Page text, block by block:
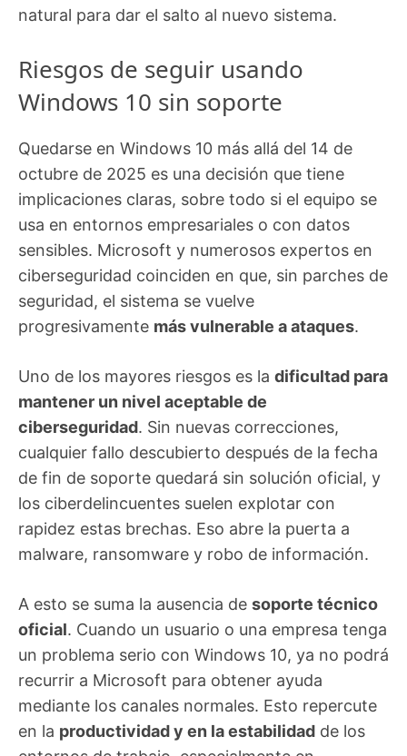
natural para dar el salto al nuevo sistema.
Riesgos de seguir usando
Windows 10 sin soporte
Quedarse en Windows 10 más allá del 14 de
octubre de 2025 es una decisión que tiene
implicaciones claras, sobre todo si el equipo se
usa en entornos empresariales o con datos
sensibles. Microsoft y numerosos expertos en
ciberseguridad coinciden en que, sin parches de
seguridad, el sistema se vuelve
progresivamente más vulnerable a ataques.
Uno de los mayores riesgos es la dificultad para
mantener un nivel aceptable de
ciberseguridad. Sin nuevas correcciones,
cualquier fallo descubierto después de la fecha
de fin de soporte quedará sin solución oficial, y
los ciberdelincuentes suelen explotar con
rapidez estas brechas. Eso abre la puerta a
malware, ransomware y robo de información.
A esto se suma la ausencia de soporte técnico
oficial. Cuando un usuario o una empresa tenga
un problema serio con Windows 10, ya no podrá
recurrir a Microsoft para obtener ayuda
mediante los canales normales. Esto repercute
en la productividad y en la estabilidad de los